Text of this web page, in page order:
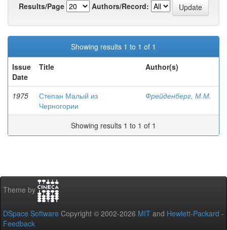
Results/Page
Authors/Record:
Showing results 1 to 1 of 1
Issue
Date
Title Author(s)
1975
Степан Малый из
Черногории
Фрейденберг, М.М.
Showing results 1 to 1 of 1
Theme by
DSpace Software Copyright © 2002-2026 MIT and Hewlett-Packard -
Feedback